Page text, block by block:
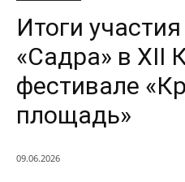
Итоги
«Садра» в XII
фестивале
площадь»
09.06.2026